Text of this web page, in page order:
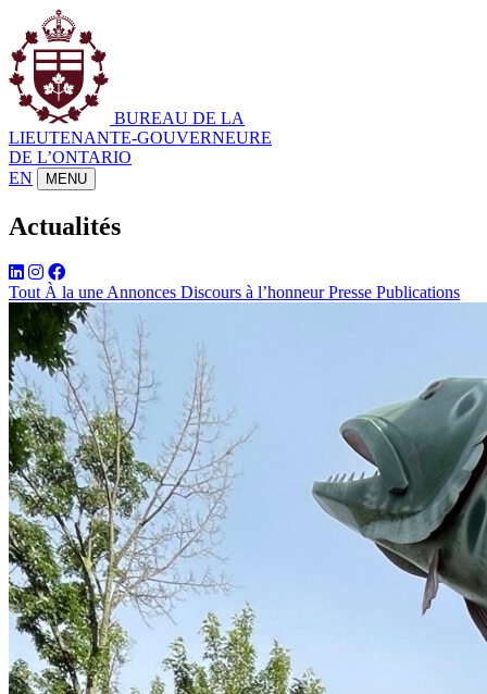
BUREAU DE LA
LIEUTENANTE-GOUVERNEURE
DE L’ONTARIO
EN
MENU
Actualités
Tout À la une Annonces Discours à l’honneurPresse Publications